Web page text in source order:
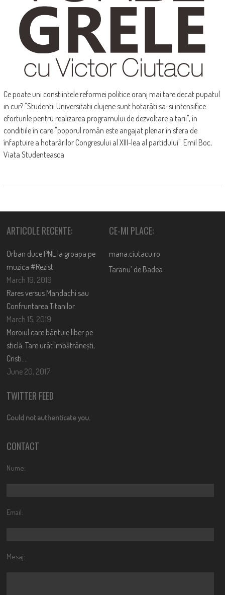
Ce poate uni constiintele reformei politice oranj mai tare decat pupatul
in cur? "Studentii Universitatii clujene sunt hotarâti sa-si intensifice
eforturile pentru realizarea programului de dezvoltare a tarii", în
conditiile în care "poporul român este angajat plenar în sfera de
înfaptuire a hotarârilor Congresului al XIII-lea al partidului". Emil Boc,
Viata Studenteasca
ARTICOLE RECENTE:
Orban duce PNL la groapa pe
muzica #Rezist
March 19, 2019
Rares versus Mandachi sau
Confruntarea Titanilor
March 15, 2019
Moroiul care bântuie liber pe
sticlă. Tare urât îmbătrânești,
Cristi….
June 20, 2017
CE-MI PLACE:
mana.ciutacu.ro
Taranu’ de Badea
TWITTER FEED
Could not authenticate you.
CONTACT
Nume:
Email:
Mesaj: